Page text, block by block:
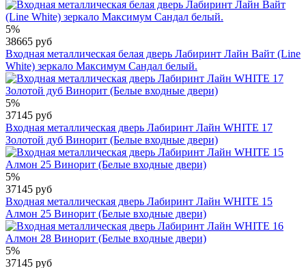
5%
38665 руб
Входная металлическая белая дверь Лабиринт Лайн Вайт (Line
White) зеркало Максимум Сандал белый.
5%
37145 руб
Входная металлическая дверь Лабиринт Лайн WHITE 17
Золотой дуб Винорит (Белые входные двери)
5%
37145 руб
Входная металлическая дверь Лабиринт Лайн WHITE 15
Алмон 25 Винорит (Белые входные двери)
5%
37145 руб